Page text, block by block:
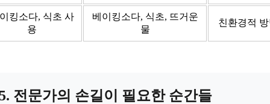
킹소다, 식초 사
용
베이킹소다, 식초, 뜨거운
물
친환경적
전문가의 손길이 필요한 순간들